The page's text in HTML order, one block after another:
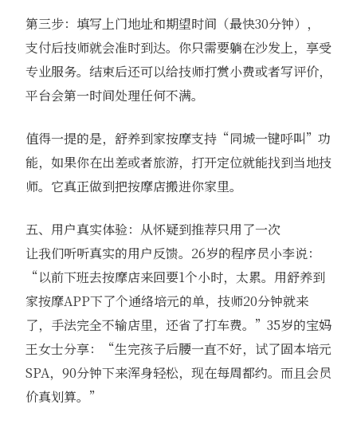
第三步：填写上门地址和期望时间（最快30分钟），
支付后技师就会准时到达。你只需要躺在沙发上，享受
专业服务。结束后还可以给技师打赏小费或者写评价，
平台会第一时间处理任何不满。
值得一提的是，舒养到家按摩支持“同城一键呼叫”功
能，如果你在出差或者旅游，打开定位就能找到当地技
师。它真正做到把按摩店搬进你家里。
五、用户真实体验：从怀疑到推荐只用了一次
让我们听听真实的用户反馈。26岁的程序员小李说：
“以前下班去按摩店来回要1个小时，太累。用舒养到
家按摩APP下了个通络培元的单，技师20分钟就来
了，手法完全不输店里，还省了打车费。”35岁的宝妈
王女士分享：“生完孩子后腰一直不好，试了固本培元
SPA，90分钟下来浑身轻松，现在每周都约。而且会员
价真划算。”